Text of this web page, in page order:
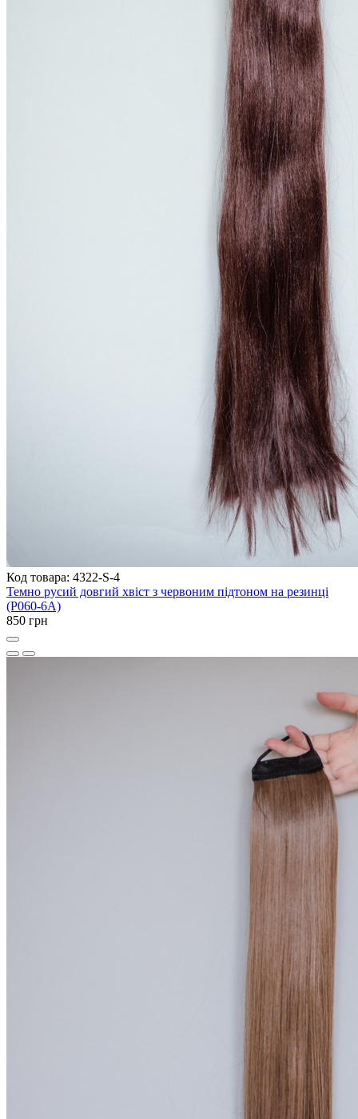
Код товара: 4322-S-4
Темно русий довгий хвіст з червоним підтоном на резинці
(P060-6A)
850 грн